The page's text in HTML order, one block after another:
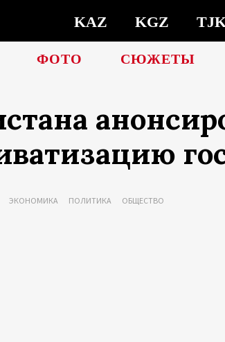
KAZ KGZ TJK
ФОТО СЮЖЕТЫ
ЭКОНОМИКА ПОЛИТИКА ОБЩЕСТВО